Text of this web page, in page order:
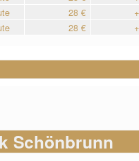
28 €
28 €
Schönbrunn